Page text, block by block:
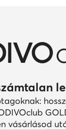
vásárlásod